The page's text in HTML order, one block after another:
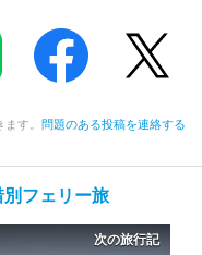
す。 問題のある投稿を連絡する
フェリー旅
次の旅行記